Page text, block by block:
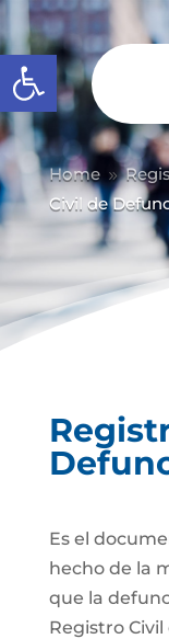
Abrir barra de
Home 9
Civil de
Es el
hecho de la
que la
Registro